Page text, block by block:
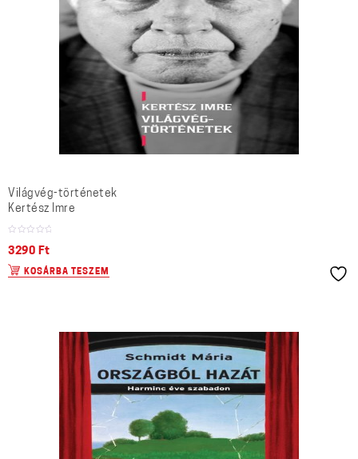
Világvég-történetek
Kertész Imre
3290 Ft
KOSÁRBA TESZEM